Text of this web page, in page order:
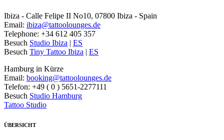
Ibiza - Calle Felipe II No10, 07800 Ibiza - Spain
Email: ibiza@tattoolounges.de
Telephone: +34 612 405 357
Besuch Studio Ibiza | ES
Besuch Tiny Tattoo Ibiza | ES
Hamburg in Kürze
Email: booking@tattoolounges.de
Telefon: +49 ( 0 ) 5651-2277111
Besuch Studio Hamburg
Tattoo Studio
ÜBERSICHT